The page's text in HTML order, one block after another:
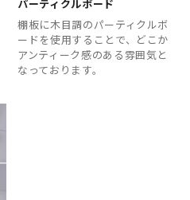
パーティクルボード
棚板に木目調のパーティクルボ
ードを使用することで、どこか
アンティーク感のある雰囲気と
なっております。